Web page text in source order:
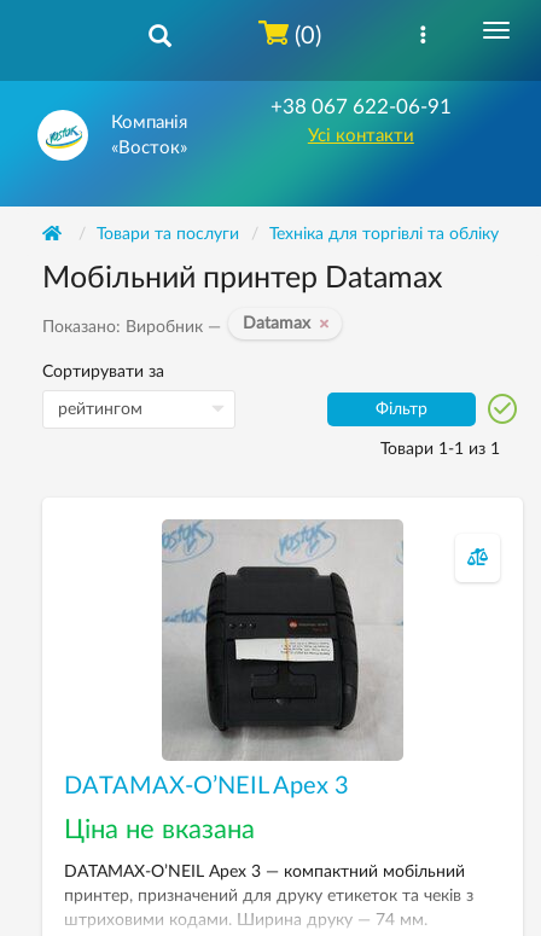
Компанія
«Восток»
+38 067 622-06-91
Усі контакти
(0)
Товари та послуги Техніка для торгівлі та обліку
Мобільний принтер Datamax
Показано: Виробник — Datamax
Сортирувати за
Фільтр
Товари 1-1 из 1
DATAMAX-O’NEIL Apex 3
Ціна не вказана
DATAMAX-O’NEIL Apex 3 — компактний мобільний
принтер, призначений для друку етикеток та чеків з
штриховими кодами. Ширина друку — 74 мм.